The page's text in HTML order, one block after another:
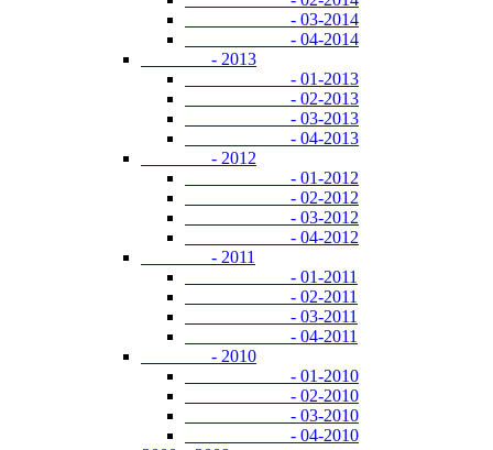
- 03-2014
- 04-2014
- 2013
- 01-2013
- 02-2013
- 03-2013
- 04-2013
- 2012
- 01-2012
- 02-2012
- 03-2012
- 04-2012
- 2011
- 01-2011
- 02-2011
- 03-2011
- 04-2011
- 2010
- 01-2010
- 02-2010
- 03-2010
- 04-2010